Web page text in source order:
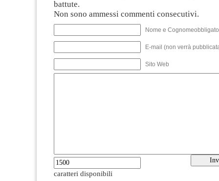
battute.
Non sono ammessi commenti consecutivi.
Nome e
E-mail (non verrà
Sito Web
caratteri disponibili